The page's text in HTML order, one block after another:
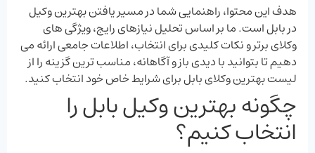
هدف این محتوا، راهنمایی شما در مسیر یافتن بهترین وکیل
در بابل است. ما بر اساس تحلیل نیازهای رایج، ویژگی ‌های
وکلای برتر و نکات کلیدی برای انتخاب، اطلاعات جامعی ارائه می‌
دهیم تا بتوانید با دیدی باز و آگاهانه، مناسب‌ ترین گزینه را از
لیست بهترین وکلای بابل برای شرایط خاص خود انتخاب کنید.
چگونه بهترین وکیل بابل را
انتخاب کنیم؟